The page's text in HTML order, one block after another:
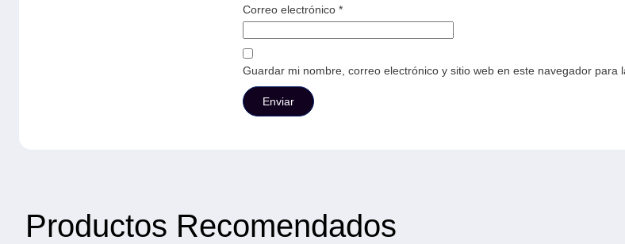
Correo electrónico *
Guardar mi nombre, correo electrónico y sitio web en este navegador para
Productos Recomendados